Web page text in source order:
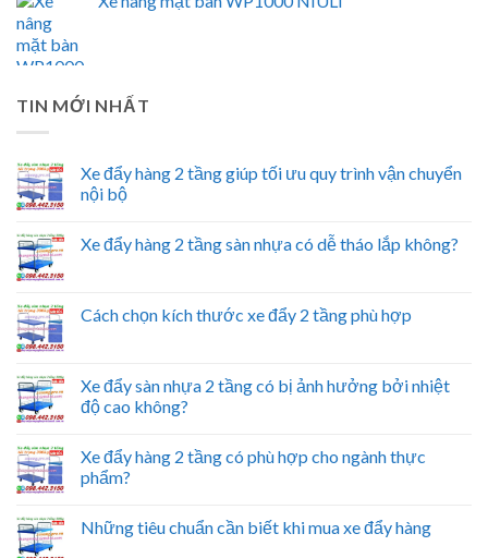
TIN MỚI NHẤT
Xe đẩy hàng 2 tầng giúp tối ưu quy trình vận chuyển
nội bộ
Xe đẩy hàng 2 tầng sàn nhựa có dễ tháo lắp không?
Cách chọn kích thước xe đẩy 2 tầng phù hợp
Xe đẩy sàn nhựa 2 tầng có bị ảnh hưởng bởi nhiệt
độ cao không?
Xe đẩy hàng 2 tầng có phù hợp cho ngành thực
phẩm?
Những tiêu chuẩn cần biết khi mua xe đẩy hàng